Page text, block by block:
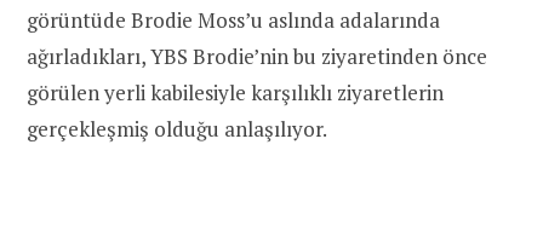
görüntüde Brodie Moss’u aslında adalarında
ağırladıkları, YBS Brodie’nin bu ziyaretinden önce
görülen yerli kabilesiyle karşılıklı ziyaretlerin
gerçekleşmiş olduğu anlaşılıyor.